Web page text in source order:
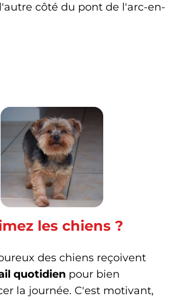
côté du pont de l'arc-en-
les chiens ?
des chiens reçoivent
quotidien pour bien
la journée. C'est motivant,